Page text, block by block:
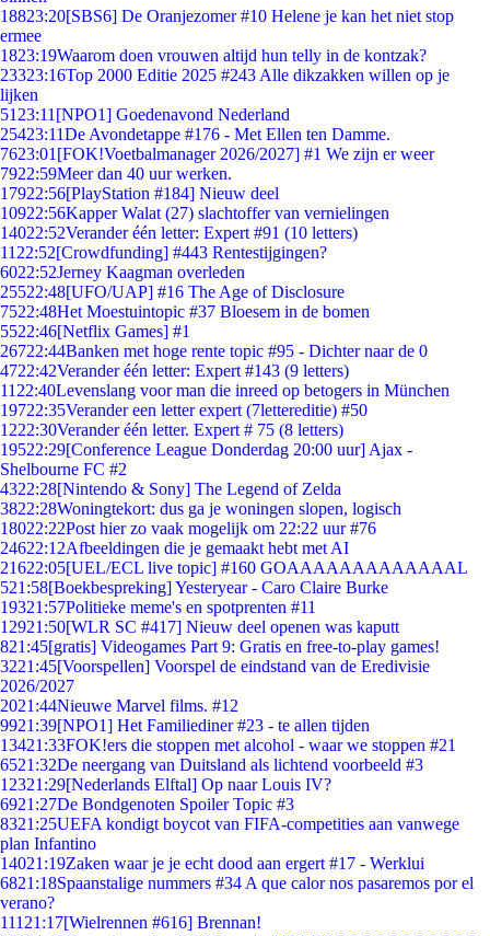
18823:20[SBS6] De Oranjezomer #10 Helene je kan het niet stop
ermee
1823:19Waarom doen vrouwen altijd hun telly in de kontzak?
23323:16Top 2000 Editie 2025 #243 Alle dikzakken willen op je
lijken
51 23:11 [NPO1] Goedenavond Nederland
25423:11De Avondetappe #176 - Met Ellen ten Damme.
7623:01 [FOK!Voetbalmanager 2026/2027] #1 We zijn er weer
7922:59Meer dan 40 uur werken.
17922:56[PlayStation #184] Nieuw deel
10922:56Kapper Walat (27) slachtoffer van vernielingen
14022:52Verander één letter: Expert #91 (10 letters)
11 22:52[Crowdfunding] #443 Rentestijgingen?
6022:52Jerney Kaagman overleden
25522:48[UFO/UAP] #16 The Age of Disclosure
7522:48Het Moestuintopic #37 Bloesem in de bomen
5522:46[Netflix Games] #1
26722:44Banken met hoge rente topic #95 - Dichter naar de 0
4722:42Verander één letter: Expert #143 (9 letters)
11 22:40Levenslang voor man die inreed op betogers in München
19722:35Verander een letter expert (7lettereditie) #50
1222:30Verander één letter. Expert # 75 (8 letters)
19522:29[Conference League Donderdag 20:00 uur] Ajax -
Shelbourne FC #2
4322:28[Nintendo & Sony] The Legend of Zelda
3822:28Woningtekort: dus ga je woningen slopen, logisch
18022:22Post hier zo vaak mogelijk om 22:22 uur #76
24622:12Afbeeldingen die je gemaakt hebt met AI
21622:05[UEL/ECL live topic] #160 GOAAAAAAAAAAAAAL
521:58[Boekbespreking] Yesteryear - Caro Claire Burke
19321:57Politieke meme's en spotprenten #11
12921:50[WLR SC #417] Nieuw deel openen was kaputt
821:45[gratis] Videogames Part 9: Gratis en free-to-play games!
3221:45[Voorspellen] Voorspel de eindstand van de Eredivisie
2026/2027
2021:44Nieuwe Marvel films. #12
9921:39[NPO1] Het Familiediner #23 - te allen tijden
13421:33FOK!ers die stoppen met alcohol - waar we stoppen #21
6521:32De neergang van Duitsland als lichtend voorbeeld #3
12321:29[Nederlands Elftal] Op naar Louis IV?
6921:27De Bondgenoten Spoiler Topic #3
8321:25UEFA kondigt boycot van FIFA-competities aan vanwege
plan Infantino
14021:19Zaken waar je je echt dood aan ergert #17 - Werklui
6821:18Spaanstalige nummers #34 A que calor nos pasaremos por el
verano?
111 21:17[Wielrennen #616] Brennan!